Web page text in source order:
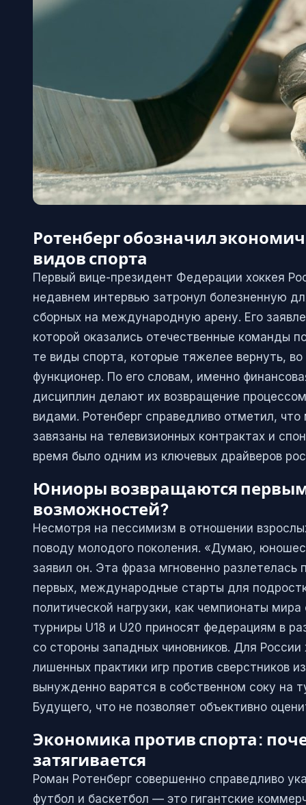
Ротенберг обозначил
видов спорта
Первый вице-президент Федерации хоккея
недавнем интервью затронул болезненную
сборных на международную арену. Его
которой оказались отечественные команды
те виды спорта, которые тяжелее вернуть,
функционер. По его словам, именно
дисциплин делают их возвращение
видами. Ротенберг справедливо отметил,
завязаны на телевизионных контрактах и
время было одним из ключевых драйверов
Юниоры возвращаются
возможностей?
Несмотря на пессимизм в отношении
поводу молодого поколения. «Думаю,
заявил он. Эта фраза мгновенно
первых, международные старты для
политической нагрузки, как чемпионаты
турниры U18 и U20 приносят федерациям в
со стороны западных чиновников. Для
лишенных практики игр против
вынужденно варятся в собственном соку на
Будущего, что не позволяет объективно
Экономика против спорта:
затягивается
Роман Ротенберг совершенно справедливо
футбол и баскетбол — это гигантские